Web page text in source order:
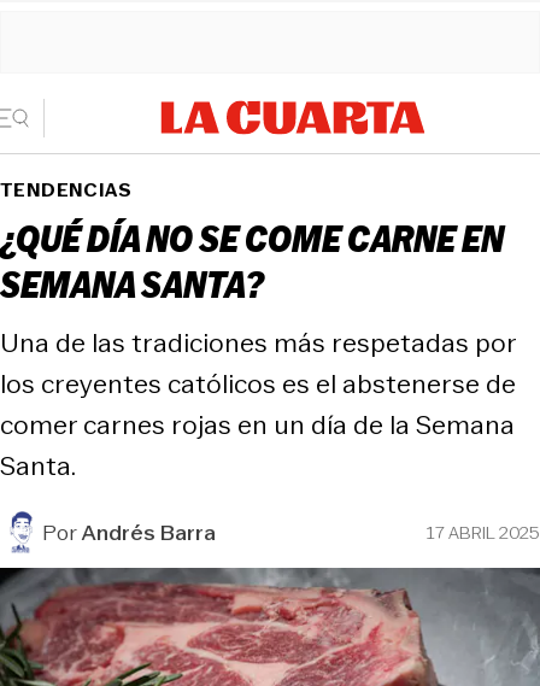
TENDENCIAS
¿QUÉ DÍA NO SE COME CARNE EN
SEMANA SANTA?
Una de las tradiciones más respetadas por
los creyentes católicos es el abstenerse de
comer carnes rojas en un día de la Semana
Santa.
PorAndrés Barra 17 ABRIL 2025